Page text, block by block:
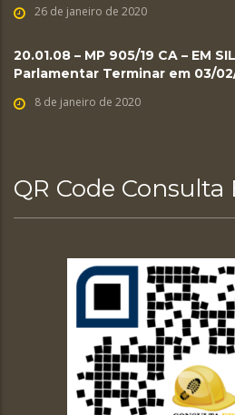
26 de janeiro de 2020
20.01.08 – MP 905/19 CA – EM
Parlamentar Terminar em 03/
8 de janeiro de 2020
QR Code Consulta